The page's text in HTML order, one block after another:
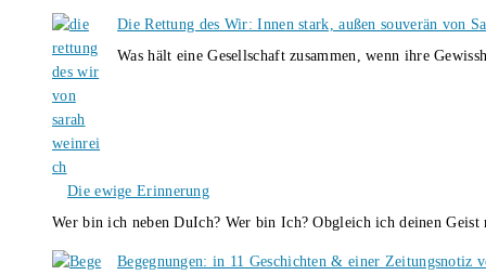
Die Rettung des Wir: Innen stark, außen souverän von
Was hält eine Gesellschaft zusammen, wenn ihre
Die ewige Erinnerung
Wer bin ich neben DuIch? Wer bin Ich? Obgleich ich deinen
Begegnungen: in 11 Geschichten & einer Zeitungsnotiz